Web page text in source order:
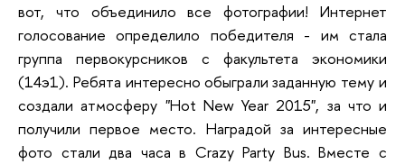
вот, что объединило все фотографии! Интернет
голосование определило победителя - им стала
группа первокурсников с факультета экономики
(14э1). Ребята интересно обыграли заданную тему и
создали атмосферу "Hot New Year 2015", за что и
получили первое место. Наградой за интересные
фото стали два часа в Crazy Party Bus. Вместе с